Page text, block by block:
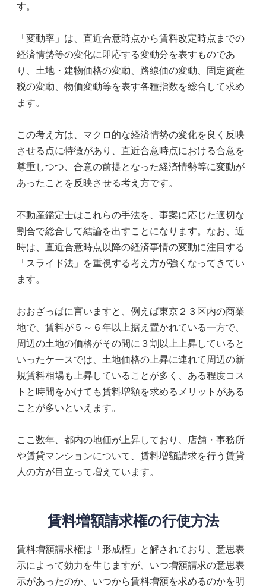
す。
「変動率」は、直近合意時点から賃料改定時点までの
経済情勢等の変化に即応する変動分を表すものであ
り、土地・建物価格の変動、路線価の変動、固定資産
税の変動、物価変動等を表す各種指数を総合して求め
ます。
この考え方は、マクロ的な経済情勢の変化を良く反映
させる点に特徴があり、直近合意時点における合意を
尊重しつつ、合意の前提となった経済情勢等に変動が
あったことを反映させる考え方です。
不動産鑑定士はこれらの手法を、事案に応じた適切な
割合で総合して結論を出すことになります。なお、近
時は、直近合意時点以降の経済事情の変動に注目する
「スライド法」を重視する考え方が強くなってきてい
ます。
おおざっぱに言いますと、例えば東京２３区内の商業
地で、賃料が５～６年以上据え置かれている一方で、
周辺の土地の価格がその間に３割以上上昇していると
いったケースでは、土地価格の上昇に連れて周辺の新
規賃料相場も上昇していることが多く、ある程度コス
トと時間をかけても賃料増額を求めるメリットがある
ことが多いといえます。
ここ数年、都内の地価が上昇しており、店舗・事務所
や賃貸マンションについて、賃料増額請求を行う賃貸
人の方が目立って増えています。
賃料増額請求権の行使方法
賃料増額請求権は「形成権」と解されており、意思表
示によって効力を生じますが、いつ増額請求の意思表
示があったのか、いつから賃料増額を求めるのかを明